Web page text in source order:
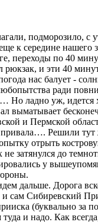
подморозило, с
к середине нашего
переходы по 40
и эти 40
нас балует -
ради
Но ладно уж, идется
и Пермской
Решили тут
отрыть
затянулся до
у
дальше. Дорога
и сам Сибиревский
(буквально за
и надо. Как